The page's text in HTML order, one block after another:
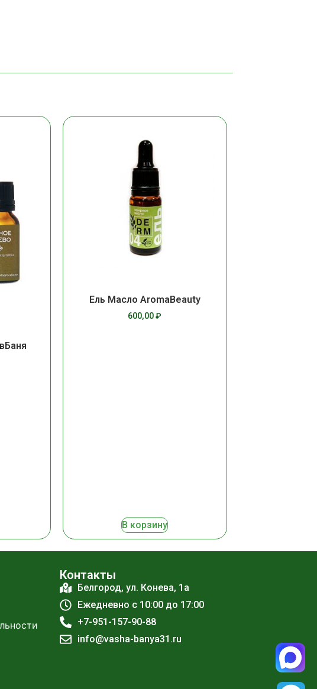
Ель Масло AromaBeauty
600,00₽
В корзину
Контакты
Белгород, ул. Конева, 1а
Ежедневно с 10:00 до 17:00
+7-951-157-90-88
info@vasha-banya31.ru